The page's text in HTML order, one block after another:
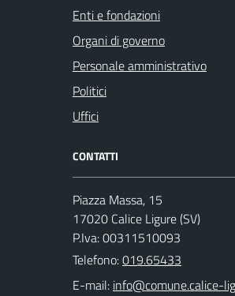
Enti e fondazioni
Organi di governo
Personale amministrativo
Politici
Uffici
CONTATTI
Piazza Massa, 15
17020 Calice Ligure (SV)
P.Iva: 00311510093
Telefono:019.65433
E-mail: